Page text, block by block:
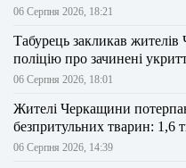
06 Серпня 2026, 18:21
Табурець закликав
поліцію про зачинені
06 Серпня 2026, 18:01
Жителі Черкащини
безпритульних тварин: 1,6
06 Серпня 2026, 14:39